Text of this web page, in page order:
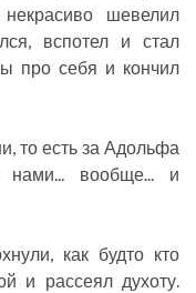
шевелил
вспотел и стал
про себя и кончил
то есть за Адольфа
нами... вообще... и
как будто кто
и рассеял духоту.